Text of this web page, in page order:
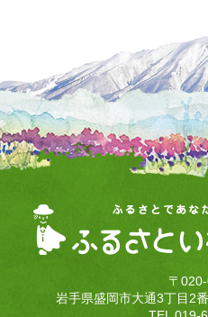
〒
岩手県盛岡市大通3丁目2